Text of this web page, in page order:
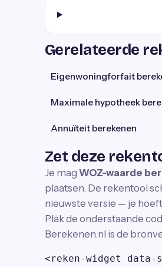
Gerelateerde
Eigenwoningforfait
Maximale hypotheek
Annuïteit berekenen
Zet deze
Je mag WOZ-waarde
plaatsen. De rekentool
nieuwste versie — je
Plak de onderstaande
Berekenen.nl is de
<reken-widget data-